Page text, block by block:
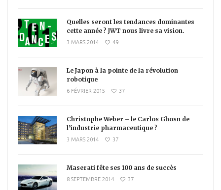
Quelles seront les tendances dominantes
cette année ? JWT nous livre sa vision.
3 MARS 2014 49
Le Japon à la pointe de la révolution
robotique
6 FÉVRIER 2015 37
Christophe Weber – le Carlos Ghosn de
l’industrie pharmaceutique ?
3 MARS 2014 37
Maserati fête ses 100 ans de succès
8 SEPTEMBRE 2014 37